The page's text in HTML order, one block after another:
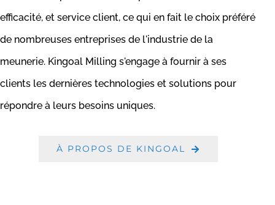
efficacité, et service client, ce qui en fait le choix préféré
de nombreuses entreprises de l'industrie de la
meunerie. Kingoal Milling s'engage à fournir à ses
clients les dernières technologies et solutions pour
répondre à leurs besoins uniques.
À PROPOS DE KINGOAL